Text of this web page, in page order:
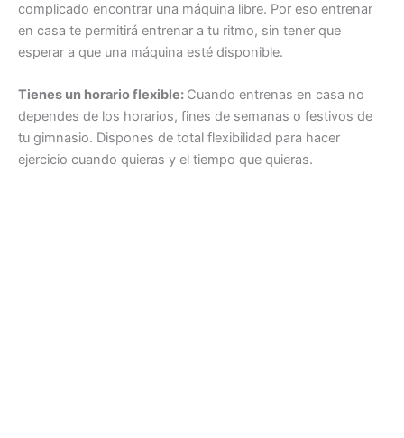
complicado encontrar una máquina libre. Por eso entrenar
en casa te permitirá entrenar a tu ritmo, sin tener que
esperar a que una máquina esté disponible.
Tienes un horario flexible: Cuando entrenas en casa no
dependes de los horarios, fines de semanas o festivos de
tu gimnasio. Dispones de total flexibilidad para hacer
ejercicio cuando quieras y el tiempo que quieras.